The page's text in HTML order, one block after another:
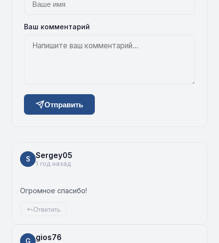
Ваш комментарий
Отправить
S Sergey05
1 год назад
Огромное спасибо!
Ответить
G gios76